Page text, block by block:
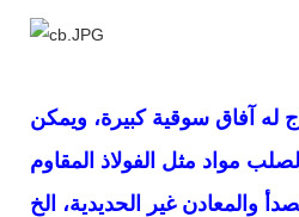
له آفاق سوقية كبيرة، ويمكن
مواد مثل الفولاذ المقاوم